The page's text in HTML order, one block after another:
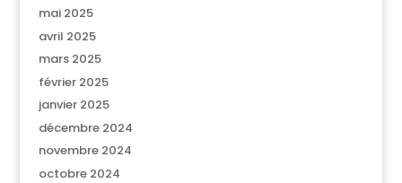
mai 2025
avril 2025
mars 2025
février 2025
janvier 2025
décembre 2024
novembre 2024
octobre 2024